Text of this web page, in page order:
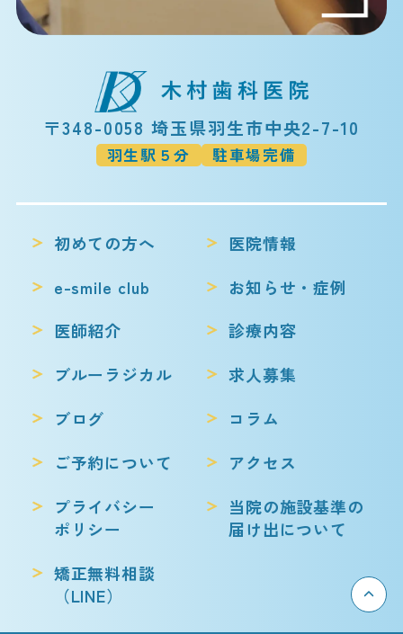
〒348-0058 埼玉県羽生市中央2-7-10
羽生駅５分 駐車場完備
初めての方へ
医院情報
e-smile club
お知らせ・症例
医師紹介
診療内容
ブルーラジカル
求人募集
ブログ
コラム
ご予約について
アクセス
プライバシー
ポリシー
当院の施設基準の
届け出について
矯正無料相談
（LINE）